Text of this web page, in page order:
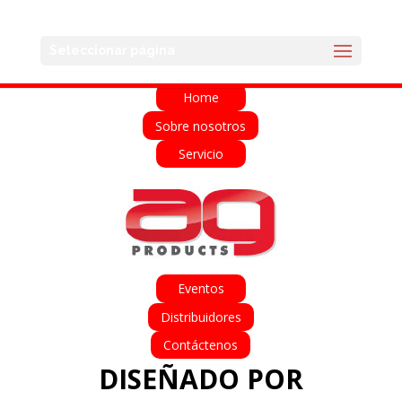
Home
Sobre nosotros
Servicio
Eventos
Distribuidores
Contáctenos
DISEÑADO POR